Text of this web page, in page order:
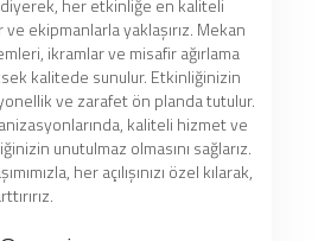
her etkinliğe en kaliteli
ekipmanlarla yaklaşırız. Mekan
ikramlar ve misafir ağırlama
kalitede sunulur. Etkinliğinizin
ve zarafet ön planda tutulur.
kaliteli hizmet ve
unutulmaz olmasını sağlarız.
her açılışınızı özel kılarak,